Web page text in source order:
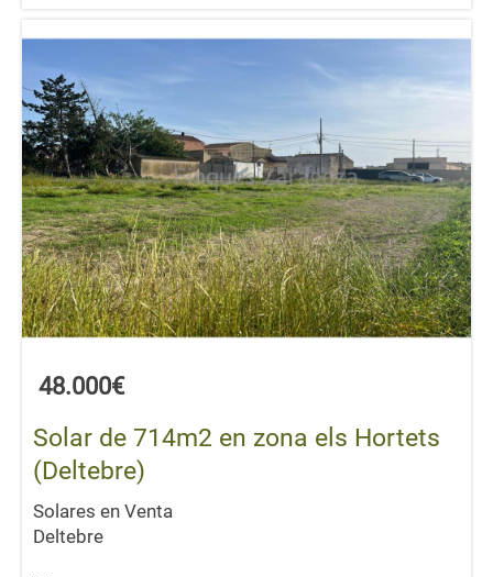
48.000€
Solar de 714m2 en zona els Hortets
(Deltebre)
Solares en Venta
Deltebre